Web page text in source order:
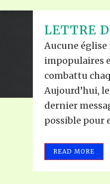
LETTRE
Aucune église
impopulaires
combattu
Aujourd’hui,
dernier
possible pour
READ MORE